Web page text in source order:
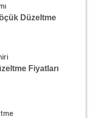
Düzeltme
Fiyatları